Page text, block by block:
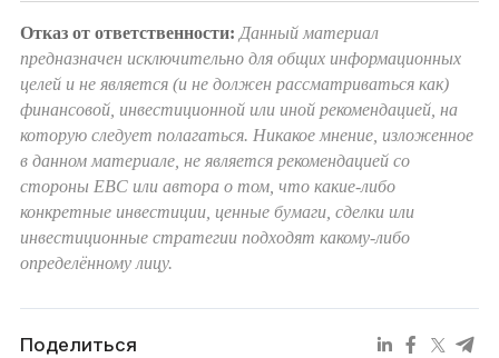
Отказ от ответственности: Данный материал
предназначен исключительно для общих информационных
целей и не является (и не должен рассматриваться как)
финансовой, инвестиционной или иной рекомендацией, на
которую следует полагаться. Никакое мнение, изложенное
в данном материале, не является рекомендацией со
стороны EBC или автора о том, что какие-либо
конкретные инвестиции, ценные бумаги, сделки или
инвестиционные стратегии подходят какому-либо
определённому лицу.
Поделиться